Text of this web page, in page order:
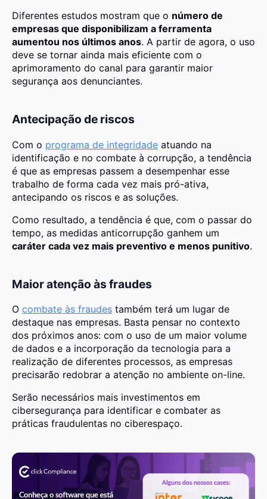
Diferentes estudos mostram que o número de
empresas que disponibilizam a ferramenta
aumentou nos últimos anos. A partir de agora, o uso
deve se tornar ainda mais eficiente com o
aprimoramento do canal para garantir maior
segurança aos denunciantes.
Antecipação de riscos
Com o programa de integridade atuando na
identificação e no combate à corrupção, a tendência
é que as empresas passem a desempenhar esse
trabalho de forma cada vez mais pró-ativa,
antecipando os riscos e as soluções.
Como resultado, a tendência é que, com o passar do
tempo, as medidas anticorrupção ganhem um
caráter cada vez mais preventivo e menos punitivo.
Maior atenção às fraudes
O combate às fraudes também terá um lugar de
destaque nas empresas. Basta pensar no contexto
dos próximos anos: com o uso de um maior volume
de dados e a incorporação da tecnologia para a
realização de diferentes processos, as empresas
precisarão redobrar a atenção no ambiente on-line.
Serão necessários mais investimentos em
cibersegurança para identificar e combater as
práticas fraudulentas no ciberespaço.